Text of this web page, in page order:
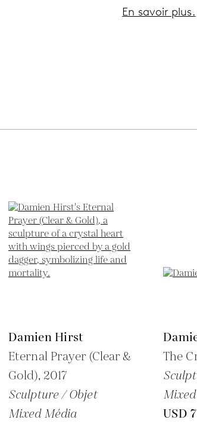
En savoir plus.
Damien Hirst
Eternal Prayer (Clear &
Gold), 2017
Sculpture / Objet
Mixed Média
The
USD